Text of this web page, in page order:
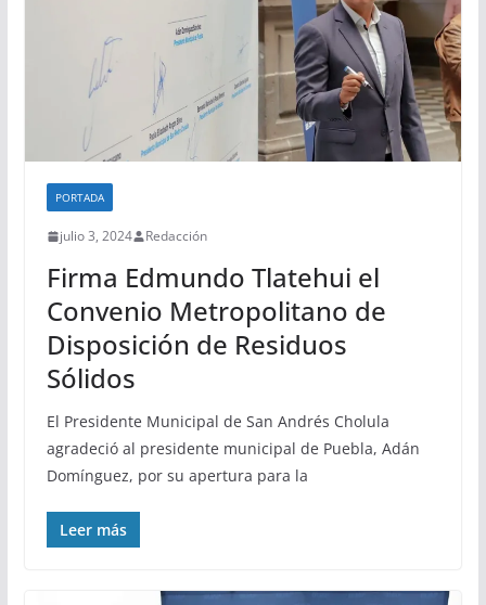
PORTADA
julio 3, 2024 Redacción
Firma Edmundo Tlatehui el
Convenio Metropolitano de
Disposición de Residuos
Sólidos
El Presidente Municipal de San Andrés Cholula
agradeció al presidente municipal de Puebla, Adán
Domínguez, por su apertura para la
Leer más